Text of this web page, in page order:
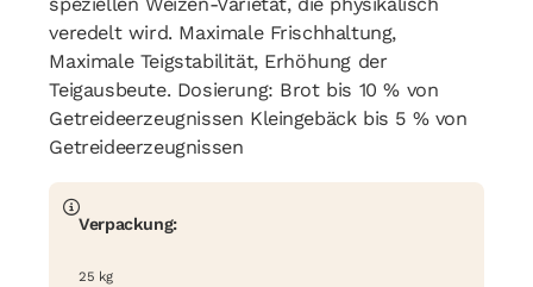
veredelt wird. Maximale Frischhaltung,
Maximale Teigstabilität, Erhöhung der
Teigausbeute. Dosierung: Brot bis 10 % von
Getreideerzeugnissen Kleingebäck bis 5 % von
Getreideerzeugnissen
Verpackung:
25 kg